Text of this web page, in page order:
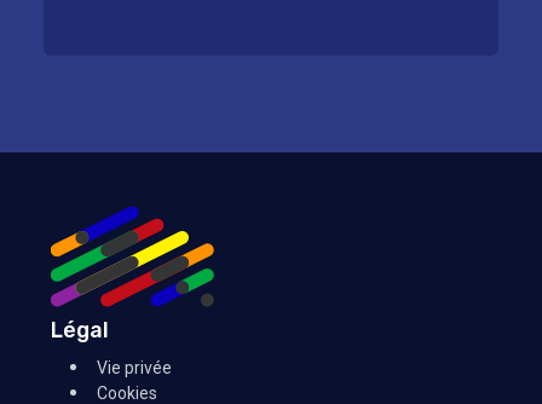
Légal
Vie privée
Cookies